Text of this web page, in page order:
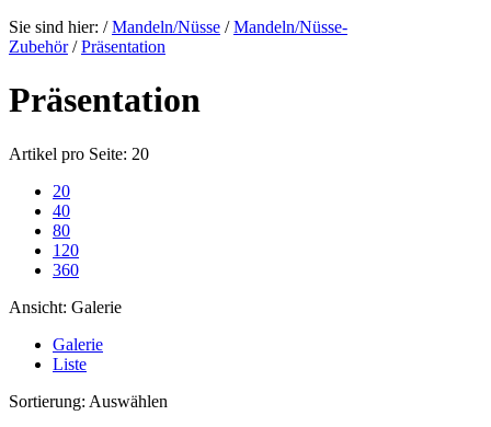
Sie sind hier: /Mandeln/Nüsse /Mandeln/Nüsse-
Zubehör/Präsentation
Präsentation
Artikel pro Seite: 20
20
40
80
120
360
Ansicht: Galerie
Galerie
Liste
Sortierung: Auswählen